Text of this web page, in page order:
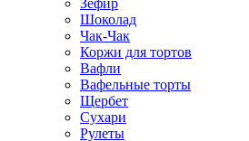
Зефир
Шоколад
Чак-Чак
Коржи для тортов
Вафли
Вафельные торты
Щербет
Сухари
Рулеты